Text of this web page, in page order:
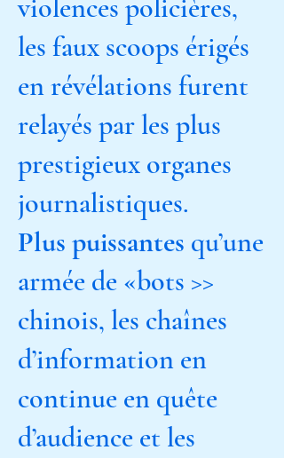
violences policières,
les faux scoops érigés
en révélations furent
relayés par les plus
prestigieux organes
journalistiques.
Plus puissantes qu’une
armée de «bots >>
chinois, les chaînes
d’information en
continue en quête
d’audience et les